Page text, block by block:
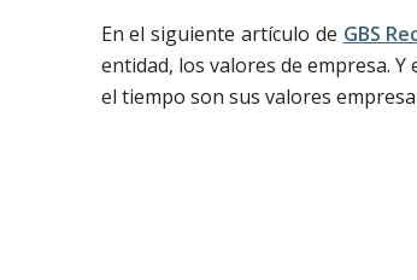
En el siguiente artículo de GBS
entidad, los valores de empresa.
el tiempo son sus valores